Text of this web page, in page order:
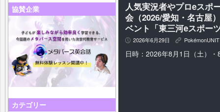
協賛企業
カテゴリー
人気実況者やプロeスポ
会（2026/愛知・名古屋
ベント「東三河eスポー
P 2026年6月29日 K
日時：2026年8月1日（土）